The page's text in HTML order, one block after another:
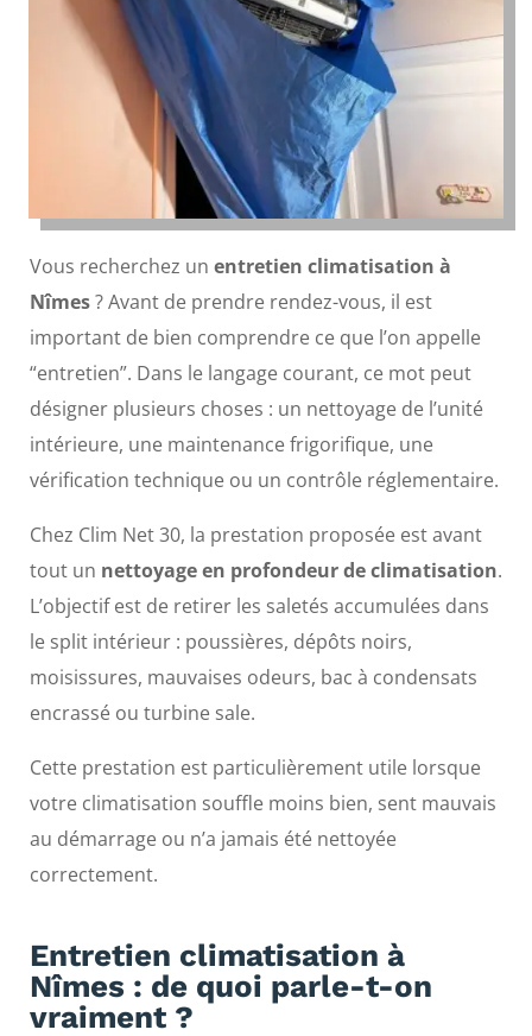
Vous recherchez un entretien climatisation à
Nîmes? Avant de prendre rendez-vous, il est
important de bien comprendre ce que l’on appelle
“entretien”. Dans le langage courant, ce mot peut
désigner plusieurs choses : un nettoyage de l’unité
intérieure, une maintenance frigorifique, une
vérification technique ou un contrôle réglementaire.
Chez Clim Net 30, la prestation proposée est avant
tout un nettoyage en profondeur de climatisation.
L’objectif est de retirer les saletés accumulées dans
le split intérieur : poussières, dépôts noirs,
moisissures, mauvaises odeurs, bac à condensats
encrassé ou turbine sale.
Cette prestation est particulièrement utile lorsque
votre climatisation souffle moins bien, sent mauvais
au démarrage ou n’a jamais été nettoyée
correctement.
Entretien climatisation à
Nîmes : de quoi parle-t-on
vraiment ?